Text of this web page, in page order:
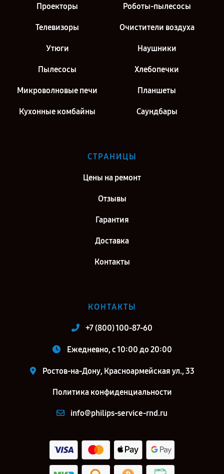
Проекторы Роботы-пылесосы
Телевизоры Очистители воздуха
Утюги Наушники
Пылесосы Хлебопечки
Микроволновые печи Планшеты
Кухонные комбайны Саундбары
СТРАНИЦЫ
Цены на ремонт
Отзывы
Гарантия
Доставка
Контакты
КОНТАКТЫ
+7 (800) 100-87-60
Ежедневно, с 10:00 до 20:00
Ростов-на-Дону, Красноармейская ул., 33
Политика конфиденциальности
info@philips-service-rnd.ru